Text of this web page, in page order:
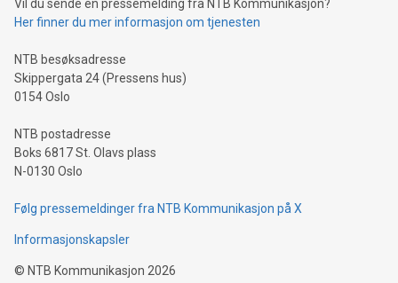
Vil du sende en pressemelding fra NTB Kommunikasjon?
Her finner du mer informasjon om tjenesten
NTB besøksadresse
Skippergata 24 (Pressens hus)
0154 Oslo
NTB postadresse
Boks 6817 St. Olavs plass
N-0130 Oslo
Følg pressemeldinger fra NTB Kommunikasjon på X
Informasjonskapsler
© NTB Kommunikasjon 2026